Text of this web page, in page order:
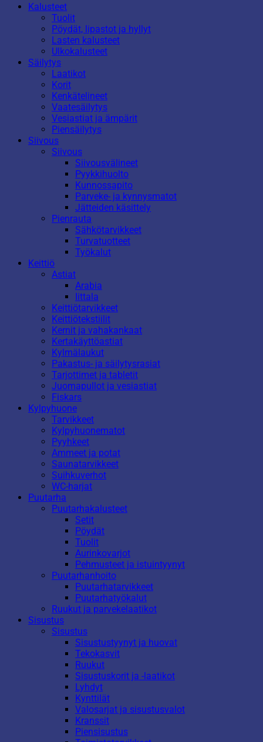
Kalusteet
Tuolit
Pöydät, lipastot ja hyllyt
Lasten kalusteet
Ulkokalusteet
Säilytys
Laatikot
Korit
Kenkätelineet
Vaatesäilytys
Vesiastiat ja ämpärit
Piensäilytys
Siivous
Siivous
Siivousvälineet
Pyykkihuolto
Kunnossapito
Parveke- ja kynnysmatot
Jätteiden käsittely
Pienrauta
Sähkötarvikkeet
Turvatuotteet
Työkalut
Keittiö
Astiat
Arabia
Iittala
Keittiötarvikkeet
Keittiötekstiilit
Kernit ja vahakankaat
Kertakäyttöastiat
Kylmälaukut
Pakastus- ja säilytysrasiat
Tarjottimet ja tabletit
Juomapullot ja vesiastiat
Fiskars
Kylpyhuone
Tarvikkeet
Kylpyhuonematot
Pyyhkeet
Ammeet ja potat
Saunatarvikkeet
Suihkuverhot
WC-harjat
Puutarha
Puutarhakalusteet
Setit
Pöydät
Tuolit
Aurinkovarjot
Pehmusteet ja istuintyynyt
Puutarhanhoito
Puutarhatarvikkeet
Puutarhatyökalut
Ruukut ja parvekelaatikot
Sisustus
Sisustus
Sisustustyynyt ja huovat
Tekokasvit
Ruukut
Sisustuskorit ja -laatikot
Lyhdyt
Kynttilät
Valosarjat ja sisustusvalot
Kranssit
Piensisustus